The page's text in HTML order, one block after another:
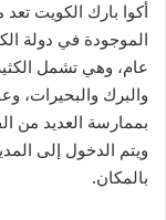
أكوا بارك الكويت تعد
الموجودة في دولة
عام، وهي تشمل
والبرك والبحيرات،
بممارسة العديد من
ويتم الدخول إلى
بالمكان.